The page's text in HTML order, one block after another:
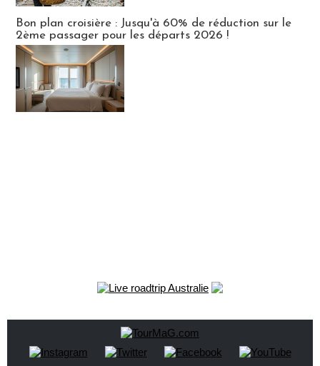
Bon plan croisière : Jusqu'à 60% de réduction sur le
2ème passager pour les départs 2026 !